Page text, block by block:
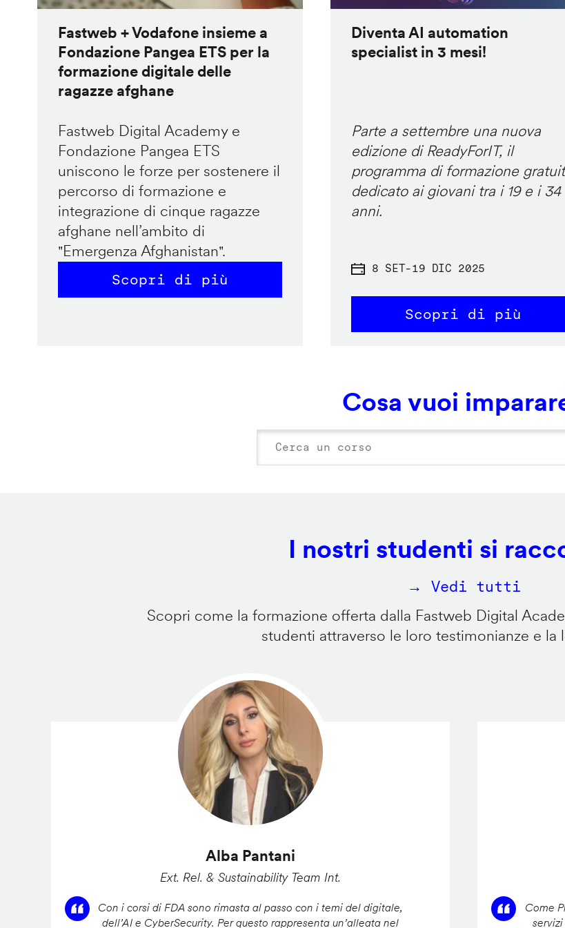
Fastweb + Vodafone insieme a
Fondazione Pangea ETS per la
formazione digitale delle
ragazze afghane
Fastweb Digital Academy e
Fondazione Pangea ETS
uniscono le forze per sostenere il
percorso di formazione e
integrazione di cinque ragazze
afghane nell’ambito di
"Emergenza Afghanistan".
Scopri di più
Diventa AI automation
specialist in 3 mesi!
Parte a settembre una nuova
edizione di ReadyForIT, il
programma di formazione
dedicato ai giovani tra i 19 e i 34
anni.
8 SET-19 DIC 2025
Scopri di più
Cosa vuoi
I nostri studenti si
→ Vedi tutti
Scopri come la formazione offerta dalla Fastweb Digital
studenti attraverso le loro testimonianze e la
Alba Pantani
Ext. Rel. & Sustainability Team Int.
Con i corsi di FDA sono rimasta al passo con i temi del digitale,
dell’AI e CyberSecurity. Per questo rappresenta un’alleata nel
Come